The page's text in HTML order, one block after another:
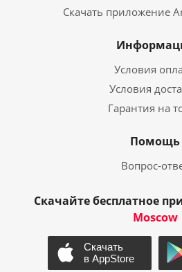
Скачать приложение
Условия
Условия
Гарантия на
Помощь
Вопрос-
Скачайте бесплатное
Moscow